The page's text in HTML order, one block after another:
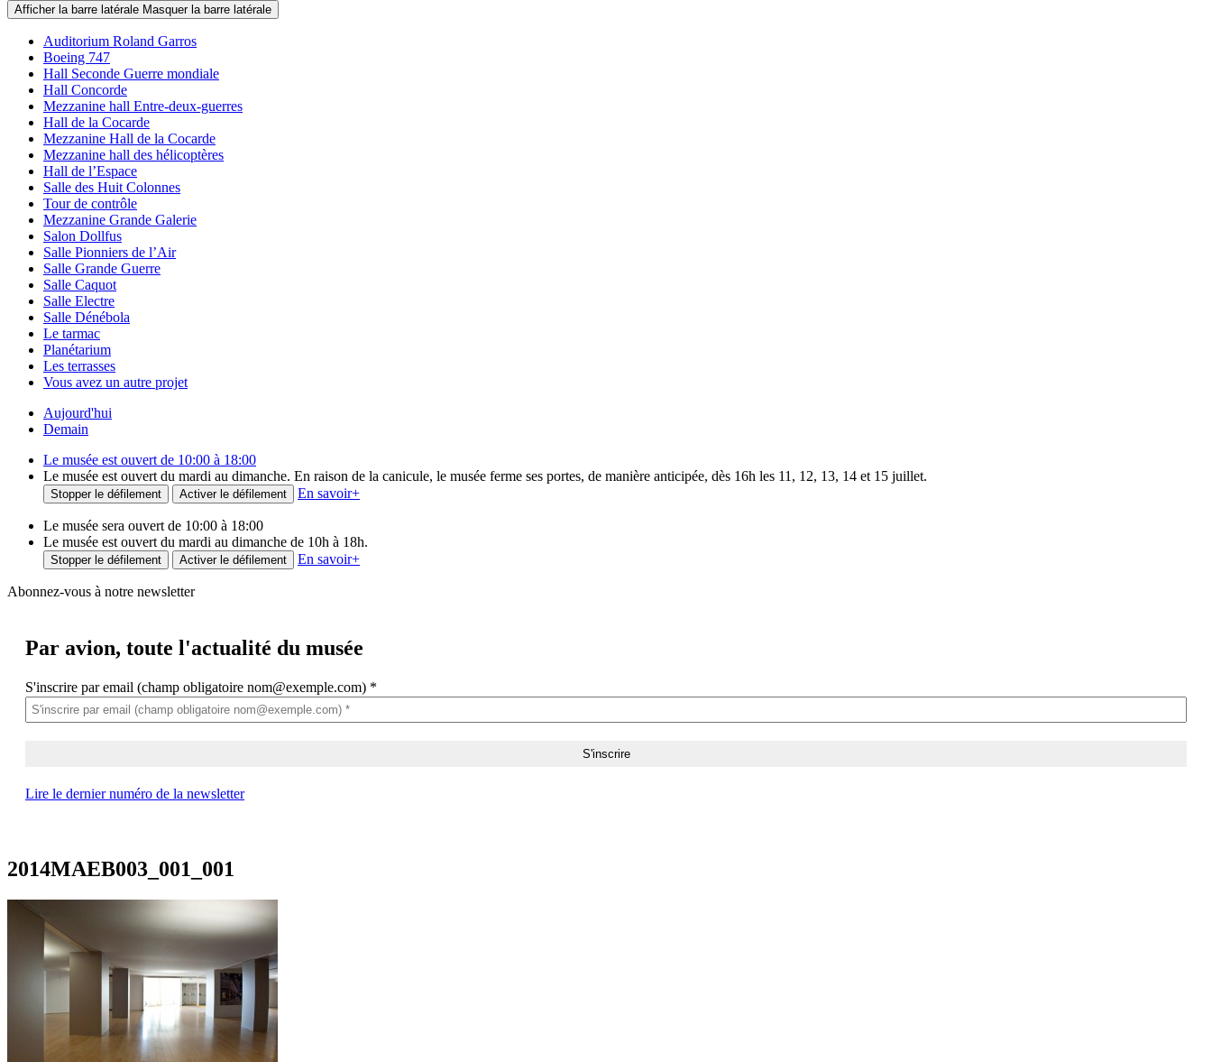
Afficher la barre latérale Masquer la barre latérale
Auditorium Roland Garros
Boeing 747
Hall Seconde Guerre mondiale
Hall Concorde
Mezzanine hall Entre-deux-guerres
Hall de la Cocarde
Mezzanine Hall de la Cocarde
Mezzanine hall des hélicoptères
Hall de l’Espace
Salle des Huit Colonnes
Tour de contrôle
Mezzanine Grande Galerie
Salon Dollfus
Salle Pionniers de l’Air
Salle Grande Guerre
Salle Caquot
Salle Electre
Salle Dénébola
Le tarmac
Planétarium
Les terrasses
Vous avez un autre projet
Aujourd'hui
Demain
Le musée est ouvert de 10:00 à 18:00
Le musée est ouvert du mardi au dimanche. En raison de la canicule, le musée ferme ses portes, de manière anticipée, dès 16h les 11, 12, 13, 14 et 15 juillet.
Stopper le défilement Activer le défilement En savoir+
Le musée sera ouvert de 10:00 à 18:00
Le musée est ouvert du mardi au dimanche de 10h à 18h.
Stopper le défilement Activer le défilement En savoir+
Abonnez-vous à notre newsletter
Par avion, toute l'actualité du musée
S'inscrire par email (champ obligatoire nom@exemple.com) *
Lire le dernier numéro de la newsletter
2014MAEB003_001_001